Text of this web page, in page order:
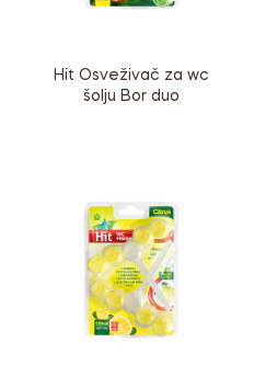
Hit Osveživač za wc
šolju Bor duo